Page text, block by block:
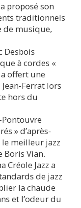
proposé son
traditionnels
de musique,
Desbois
à cordes «
offert une
Ferrat lors
hors du
» d’après-
le meilleur jazz
Boris Vian.
Créole Jazz a
de jazz
la chaude
et l’odeur du